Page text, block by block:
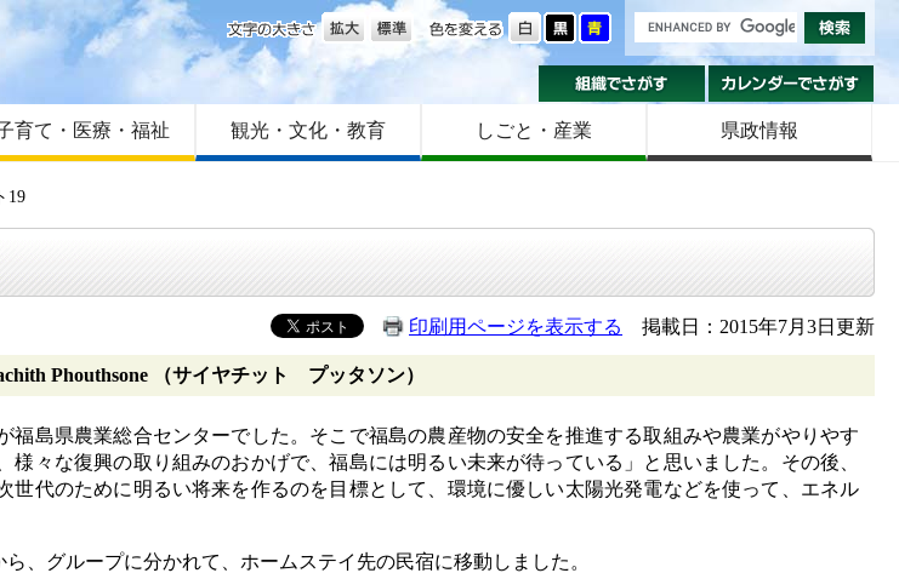
じめての方へ
language
イトマップ
色を変える
文字の大きさ
組織でさがす
育て・医療・福祉 観光・文化・教育 しごと・産業 県政情報
19
印刷用ページを表示する 掲載日：2015年7月3日更新
Phouthsone （サイヤチット プッタソン）
島県農業総合センターでした。そこで福島の農産物の安全を推進する取組みや農業がやりやす
々な復興の取り組みのおかげで、福島には明るい未来が待っている」と思いました。その後、
代のために明るい将来を作るのを目標として、環境に優しい太陽光発電などを使って、エネル
グループに分かれて、ホームステイ先の民宿に移動しました。